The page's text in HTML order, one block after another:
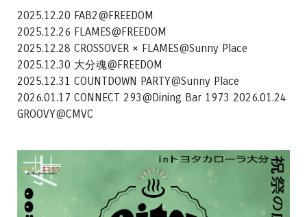
2025.12.20 FAB2@FREEDOM
2025.12.26 FLAMES@FREEDOM
2025.12.28 CROSSOVER × FLAMES@Sunny Place
2025.12.30 大分魂@FREEDOM
2025.12.31 COUNTDOWN PARTY@Sunny Place
2026.01.17 CONNECT 293@Dining Bar 1973 2026.01.24
GROOVY@CMVC